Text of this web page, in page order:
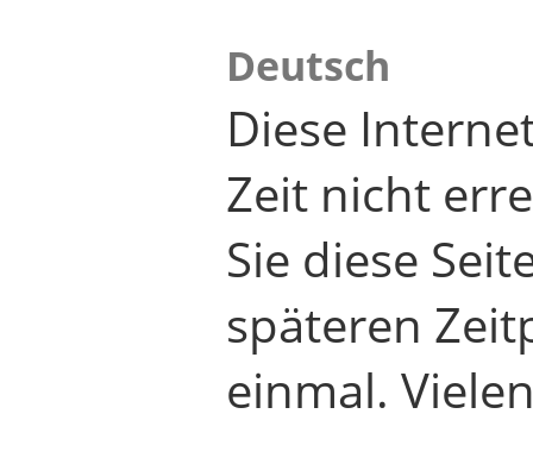
Deutsch
Diese
Zeit nicht
Sie diese
späteren
einmal.